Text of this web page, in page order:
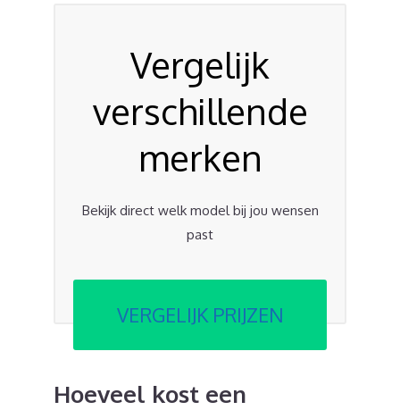
Vergelijk
verschillende
merken
Bekijk direct welk model bij jou wensen
past
VERGELIJK PRIJZEN
Hoeveel kost een